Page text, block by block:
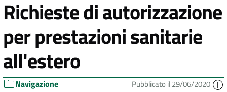
Richieste di autorizzazione
per prestazioni sanitarie
all'estero
Navigazione Pubblicato il 29/06/2020